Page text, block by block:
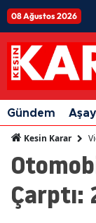
08 Ağustos 2026
Gündem
Kesin Karar
Çarptı: